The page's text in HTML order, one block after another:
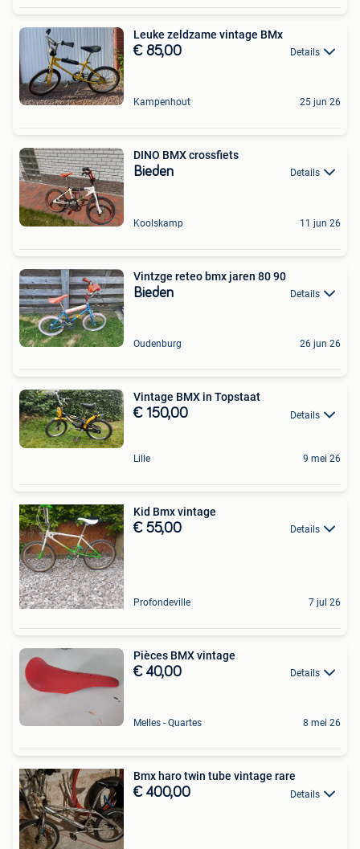
Leuke zeldzame vintage BMx
€ 85,00 Details
Kampenhout 25 jun 26
DINO BMX crossfiets
Bieden Details
Koolskamp 11 jun 26
Vintzge reteo bmx jaren 80 90
Bieden Details
Oudenburg 26 jun 26
Vintage BMX in Topstaat
€ 150,00 Details
Lille 9 mei 26
Kid Bmx vintage
€ 55,00 Details
Profondeville 7 jul 26
Pièces BMX vintage
€ 40,00 Details
Melles - Quartes 8 mei 26
Bmx haro twin tube vintage rare
€ 400,00 Details